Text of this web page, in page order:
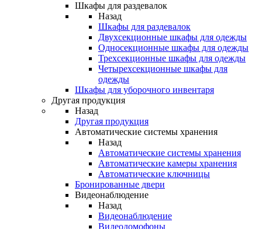
Шкафы для раздевалок
Назад
Шкафы для раздевалок
Двухсекционные шкафы для одежды
Односекционные шкафы для одежды
Трехсекционные шкафы для одежды
Четырехсекционные шкафы для
одежды
Шкафы для уборочного инвентаря
Другая продукция
Назад
Другая продукция
Автоматические системы хранения
Назад
Автоматические системы хранения
Автоматические камеры хранения
Автоматические ключницы
Бронированные двери
Видеонаблюдение
Назад
Видеонаблюдение
Видеодомофоны